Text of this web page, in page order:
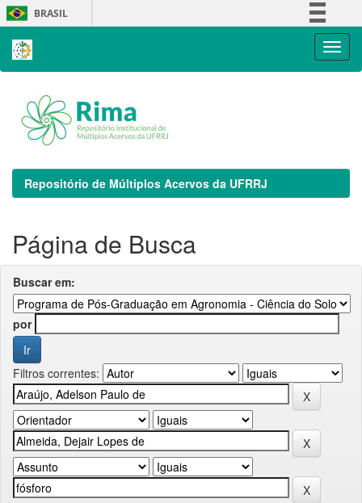
Skip
navigation
BRASIL
Repositório de Múltiplos Acervos da UFRRJ
Página de Busca
Buscar em:
por
Filtros correntes: